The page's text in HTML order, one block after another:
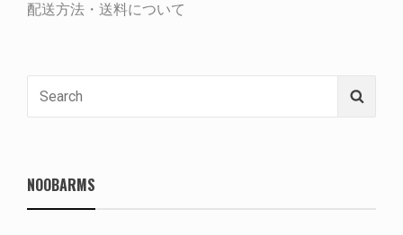
配送方法・送料について
NOOBARMS